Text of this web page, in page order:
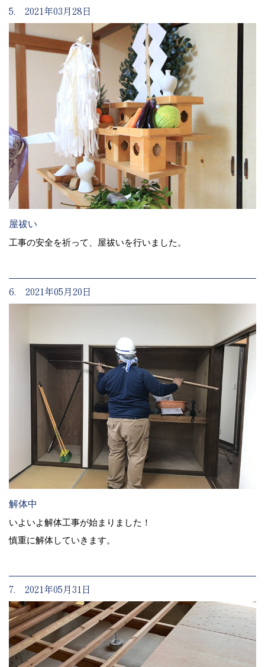
5. 2021年03月28日
屋祓い
工事の安全を祈って、屋祓いを行いました。
6. 2021年05月20日
解体中
いよいよ解体工事が始まりました！
慎重に解体していきます。
7. 2021年05月31日